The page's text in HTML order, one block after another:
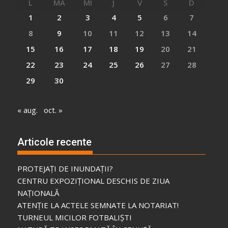
L MA MI J V S
D
1
2 3 4 5 6
7
8
9 10 11 12 13
14
15
16 17 18 19 20
21
22
23 24 25 26 27
28
29
30
« aug. oct. »
Articole recente
PROTEJAȚI DE INUNDAȚII?
CENTRU EXPOZIȚIONAL DESCHIS DE ZIUA
NAȚIONALĂ
ATENȚIE LA ACTELE SEMNATE LA NOTARIAT!
TURNEUL MICILOR FOTBALIȘTI